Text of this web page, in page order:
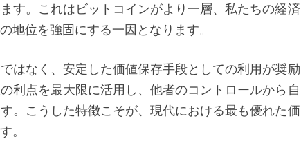
義
す。これはビットコインがより一層、私たちの経済
地位を強固にする一因となります。
はなく、安定した価値保存手段としての利用が奨励
利点を最大限に活用し、他者のコントロールから自
。こうした特徴こそが、現代における最も優れた価
。